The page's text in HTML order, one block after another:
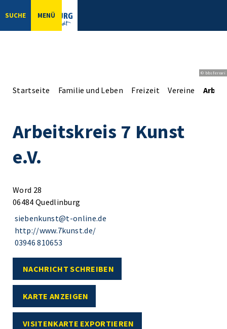
SUCHE MENÜ
© bbsferrari
Startseite Familie und Leben Freizeit Vereine
Arbeitskreis 7 Kunst
e.V.
Word 28
06484 Quedlinburg
siebenkunst@t-online.de
http://www.7kunst.de/
03946 810653
NACHRICHT SCHREIBEN
KARTE ANZEIGEN
VISITENKARTE EXPORTIEREN